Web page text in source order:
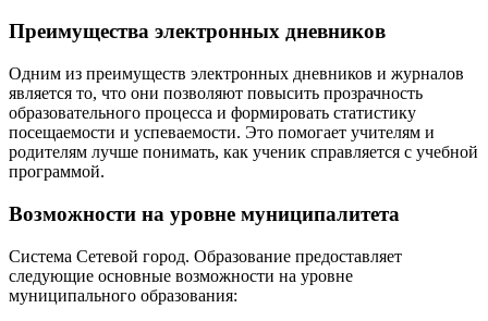
Преимущества электронных дневников
Одним из преимуществ электронных дневников и журналов
является то, что они позволяют повысить прозрачность
образовательного процесса и формировать статистику
посещаемости и успеваемости. Это помогает учителям и
родителям лучше понимать, как ученик справляется с учебной
программой.
Возможности на уровне муниципалитета
Система Сетевой город. Образование предоставляет
следующие основные возможности на уровне
муниципального образования: